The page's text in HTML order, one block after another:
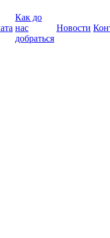
Как до
нас
добраться
Новости